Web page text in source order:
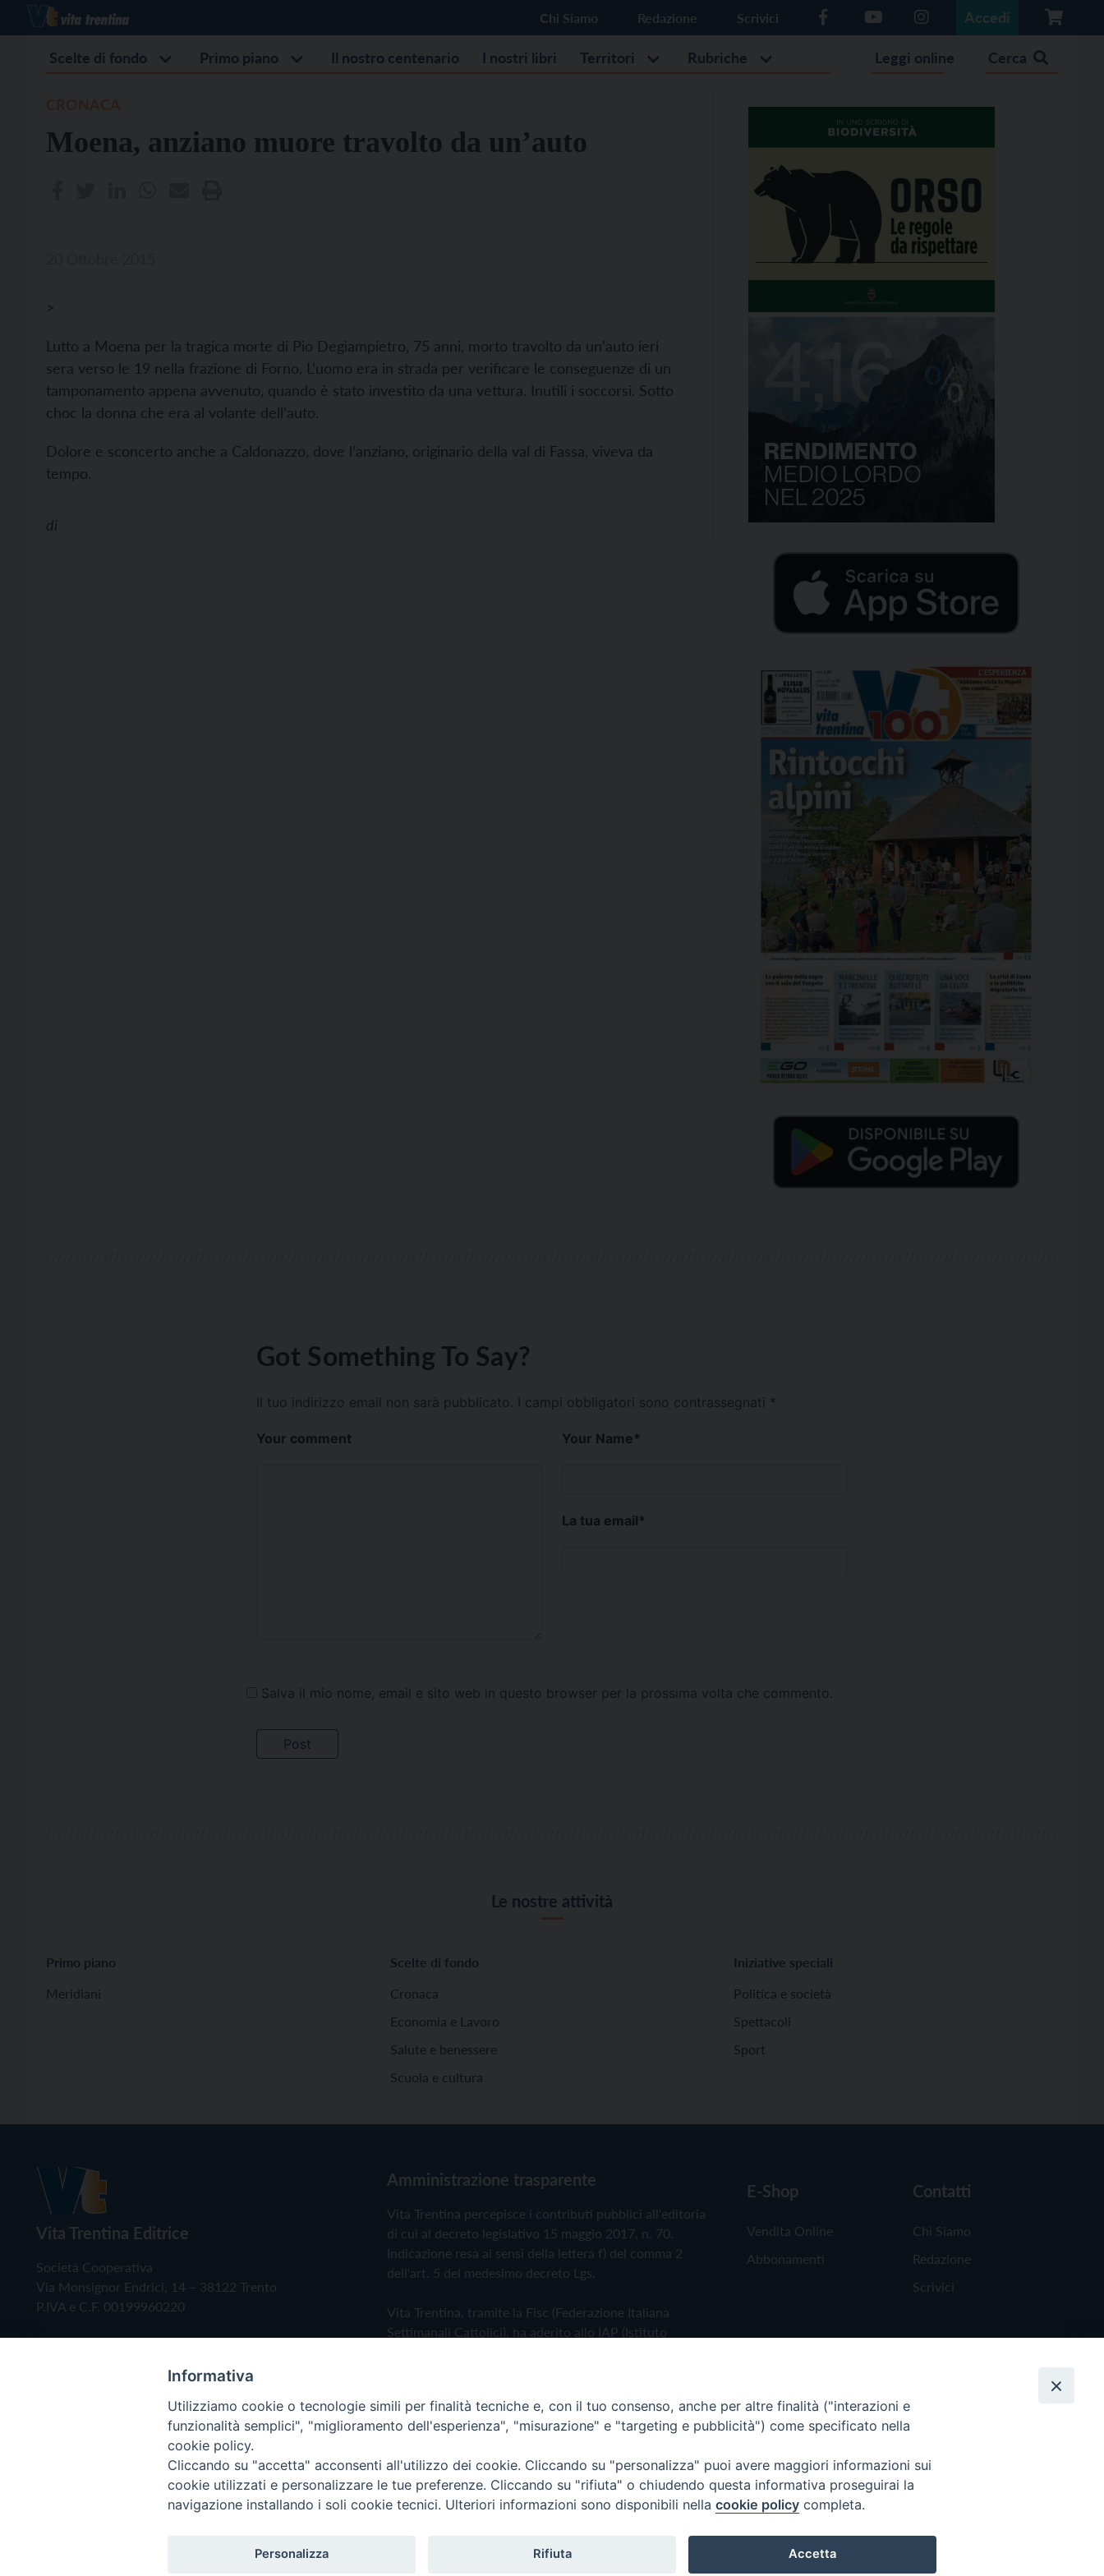
Chi Siamo Redazione Scrivici Accedi
Scelte di fondo Primo piano Il nostro centenario I nostri libri Territori Rubriche Leggi online Cerca
Moena, anziano muore travolto da un’auto
>
Lutto a Moena per la tragica morte di Pio Degiampietro, 75 anni, morto travolto da un’auto ieri
sera verso le 19 nella frazione di Forno. L’uomo era in strada per verificare le conseguenze di un
tamponamento appena avvenuto, quando è stato investito da una vettura. Inutili i soccorsi. Sotto
choc la donna che era al volante dell’auto.
Dolore e sconcerto anche a Caldonazzo, dove l’anziano, originario della val di Fassa, viveva da
tempo.
di
Got Something To Say?
Il tuo indirizzo email non sarà pubblicato. I campi obbligatori sono contrassegnati *
Your comment Your Name*
La tua email*
Salva il mio nome, email e sito web in questo browser per la prossima volta che commento.
Le nostre attività
Primo piano
Meridiani
Scelte di fondo
Cronaca
Economia e Lavoro
Salute e benessere
Scuola e cultura
Iniziative speciali
Politica e società
Spettacoli
Sport
Vita Trentina Editrice
Società Cooperativa
Via Monsignor Endrici, 14 – 38122 Trento
P.IVA e C.F. 00199960220
Amministrazione trasparente
Vita Trentina percepisce i contributi pubblici all'editoria
di cui al decreto legislativo 15 maggio 2017, n. 70.
Indicazione resa ai sensi della lettera f) del comma 2
dell'art. 5 del medesimo decreto Lgs.
Vita Trentina, tramite la Fisc (Federazione Italiana
Settimanali Cattolici), ha aderito allo IAP (Istituto
Privacy Policy Cookie Policy
E-Shop
Vendita Online
Abbonamenti
Contatti
Chi Siamo
Redazione
Scrivici
Copyright © 2019 - Tutti i diritti riservati - Vita Trentina Editrice
Informativa
Utilizziamo cookie o tecnologie simili per finalità tecniche e, con il tuo consenso, anche per altre finalità ("interazioni e
funzionalità semplici", "miglioramento dell'esperienza", "misurazione" e "targeting e pubblicità") come specificato nella
cookie policy.
Cliccando su "accetta" acconsenti all'utilizzo dei cookie. Cliccando su "personalizza" puoi avere maggiori informazioni sui
cookie utilizzati e personalizzare le tue preferenze. Cliccando su "rifiuta" o chiudendo questa informativa proseguirai la
navigazione installando i soli cookie tecnici. Ulteriori informazioni sono disponibili nella cookie policy completa.
Personalizza Rifiuta Accetta